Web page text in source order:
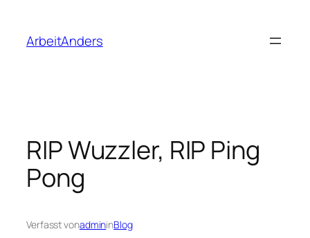
springen
ArbeitAnders
RIP Wuzzler, RIP Ping
Pong
Verfasst vonadmininBlog